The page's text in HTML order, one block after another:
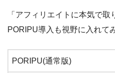
「アフィリエイトに本気で取
PORIPU導入も視野に入れて
PORIPU(通常版)